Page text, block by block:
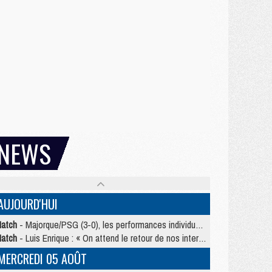
- Majorque/PSG (3-0), les performances individuelles
- Luis Enrique : « On attend le retour de nos internationaux »
05 AOÛT